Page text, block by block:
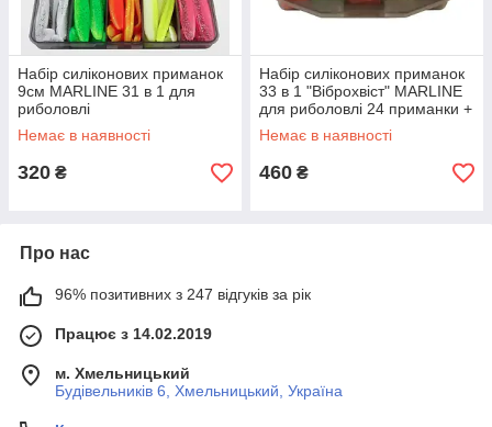
Набір силіконових приманок
9см MARLINE 31 в 1 для
риболовлі
Немає в наявності
320 ₴
Набір силіконових приманок
33 в 1 "Віброхвіст" MARLINE
для риболовлі 24 приманки +
8 джиг-головок в коробці
Немає в наявності
460 ₴
Про нас
96% позитивних з 247 відгуків за рік
Працює з 14.02.2019
м. Хмельницький
Будівельників 6, Хмельницький, Україна